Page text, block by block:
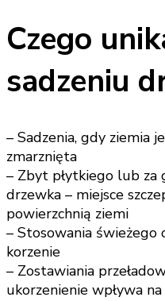
Czego
sadzeniu
– Sadzenia, gdy ziemia
zmarznięta
– Zbyt płytkiego lub za
drzewka – miejsce
powierzchnią ziemi
– Stosowania świeżego
korzenie
– Zostawiania
ukorzenienie wpływa